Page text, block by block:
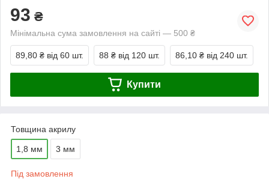
93 ₴
Мінімальна сума замовлення на сайті — 500 ₴
89,80 ₴ від 60 шт. 88 ₴ від 120 шт. 86,10 ₴ від 240 шт.
Купити
Товщина акрилу
1,8 мм 3 мм
Під замовлення